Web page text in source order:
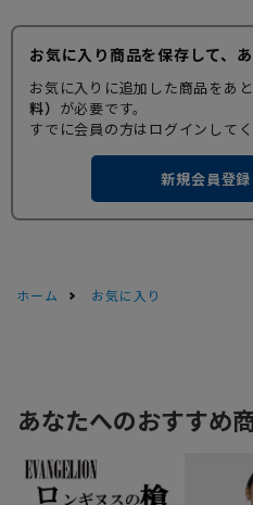
お気に入り商品を保存して、
お気に入りに追加した商品をあ
料） が必要です。
すでに会員の方はログインしてく
新規会員登
ホーム お気に入り